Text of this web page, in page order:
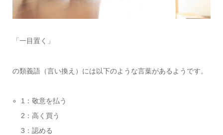
「一目置く」
の類義語（言い換え）には以下のような言葉があるようです。
1：敬意を払う
2：高く買う
3：認める